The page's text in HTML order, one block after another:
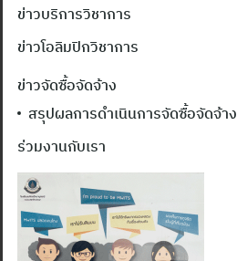
ข่าวบริการวิชาการ
ข่าวโอลิมปิกวิชาการ
ข่าวจัดซื้อจัดจ้าง
สรุปผลการดำเนินการจัดซื้อจัดจ้าง
ร่วมงานกับเรา